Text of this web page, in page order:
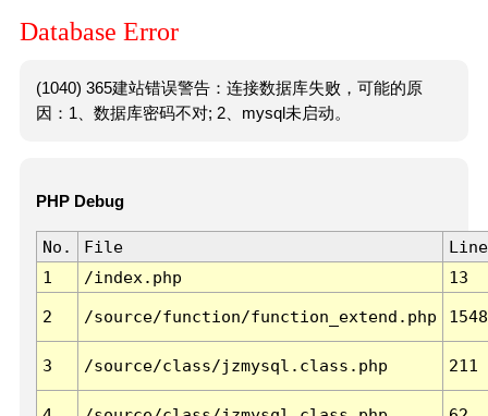
Database Error
(1040) 365建站错误警告：连接数据库失败，可能的原
因：1、数据库密码不对; 2、mysql未启动。
PHP Debug
No. File
Line
1
/index.php 13
2 /source/function/function_extend.php 1548
3 /source/class/jzmysql.class.php 211